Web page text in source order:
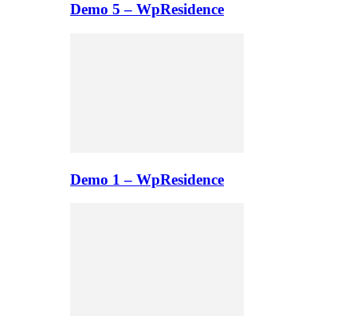
Demo 5 – WpResidence
Demo 1 – WpResidence